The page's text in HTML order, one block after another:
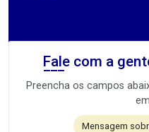
Fale com a
Preencha os campos
Mensagem